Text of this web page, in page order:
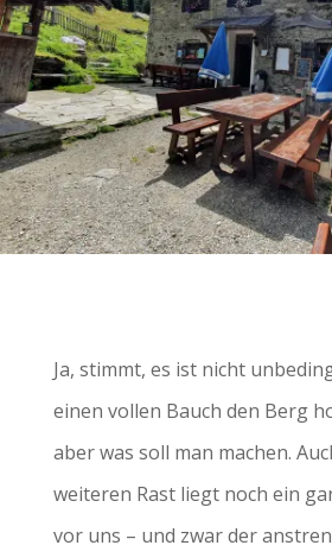
Ja, stimmt, es ist nicht
einen vollen Bauch den Berg
aber was soll man machen.
weiteren Rast liegt noch ein
vor uns – und zwar der